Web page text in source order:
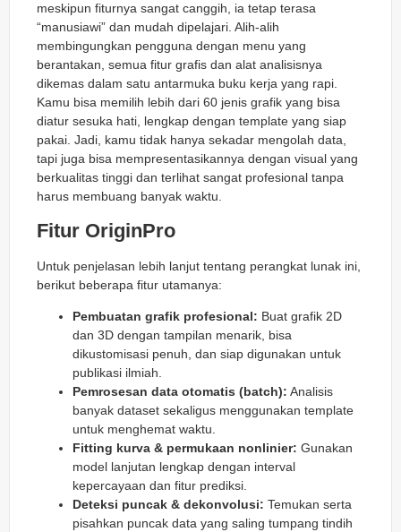
meskipun fiturnya sangat canggih, ia tetap terasa
“manusiawi” dan mudah dipelajari. Alih-alih
membingungkan pengguna dengan menu yang
berantakan, semua fitur grafis dan alat analisisnya
dikemas dalam satu antarmuka buku kerja yang rapi.
Kamu bisa memilih lebih dari 60 jenis grafik yang bisa
diatur sesuka hati, lengkap dengan template yang siap
pakai. Jadi, kamu tidak hanya sekadar mengolah data,
tapi juga bisa mempresentasikannya dengan visual yang
berkualitas tinggi dan terlihat sangat profesional tanpa
harus membuang banyak waktu.
Fitur OriginPro
Untuk penjelasan lebih lanjut tentang perangkat lunak ini,
berikut beberapa fitur utamanya:
Pembuatan grafik profesional: Buat grafik 2D
dan 3D dengan tampilan menarik, bisa
dikustomisasi penuh, dan siap digunakan untuk
publikasi ilmiah.
Pemrosesan data otomatis (batch): Analisis
banyak dataset sekaligus menggunakan template
untuk menghemat waktu.
Fitting kurva & permukaan nonlinier: Gunakan
model lanjutan lengkap dengan interval
kepercayaan dan fitur prediksi.
Deteksi puncak & dekonvolusi: Temukan serta
pisahkan puncak data yang saling tumpang tindih